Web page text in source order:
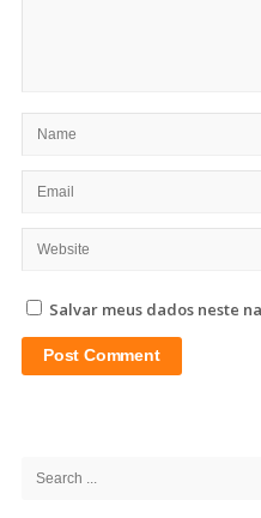
Salvar meus dados neste
Search